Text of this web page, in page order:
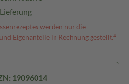
werden nur die
Eigenanteile in Rechnung gestellt.⁴
19096014